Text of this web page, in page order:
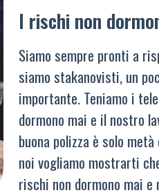
I rischi non
Siamo sempre pronti a
siamo stakanovisti, un
importante. Teniamo i
dormono mai e il nostro
buona polizza è solo
noi vogliamo mostrarti
rischi non dormono mai